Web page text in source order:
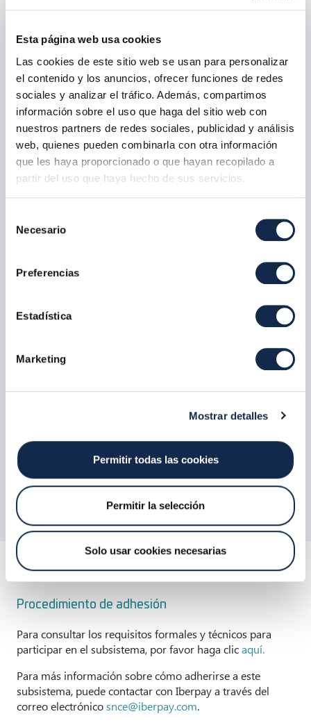
Esta página web usa cookies
Las cookies de este sitio web se usan para personalizar
el contenido y los anuncios, ofrecer funciones de redes
sociales y analizar el tráfico. Además, compartimos
información sobre el uso que haga del sitio web con
nuestros partners de redes sociales, publicidad y análisis
web, quienes pueden combinarla con otra información
que les haya proporcionado o que hayan recopilado a
partir del uso que haya hecho de sus servicios.
Necesario
Preferencias
Estadística
Marketing
Mostrar detalles
Permitir todas las cookies
Permitir la selección
Solo usar cookies necesarias
Procesamiento en tiempo real y en horario 24x7.
Solicitudes de pago con aprobación inmediata o
con aprobación posterior y pago inmediato o
posterior.
La solicitud tiene un periodo de validez fijado
desde su emisión.
Tiempo objetivo de proceso de 1,5 segundos,
entendiendo el tiempo de proceso como el
comprendido desde que la entidad genera la
operación de RTP, incluyendo el “time stamp” y
Tiempo máximo de intercambio (timeout) de 20
operación.
ISO 20022.
facilitando la información entre entidades de
situaciones excepcionales en las que alguna
operación intercambiada para obtener información,
sobre cada una de las operaciones enviadas y/o
Procedimiento de adhesión
Para consultar los requisitos formales y técnicos para
participar en el subsistema, por favor haga clicaquí.
Para más información sobre cómo adherirse a este
subsistema, puede contactar con Iberpay a través del
correo electrónicosnce@iberpay.com.